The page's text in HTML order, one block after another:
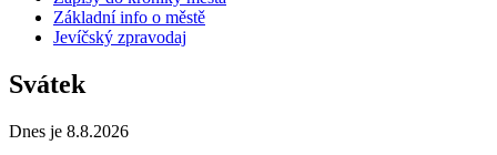
Základní info o městě
Jevíčský zpravodaj
Svátek
Dnes je 8.8.2026